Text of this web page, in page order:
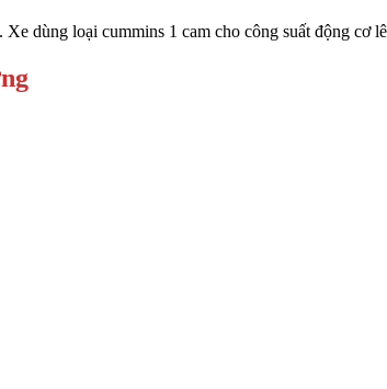
dùng loại cummins 1 cam cho công suất động